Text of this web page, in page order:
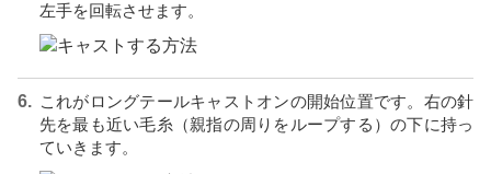
左手を回転させます。
これがロングテールキャストオンの開始位置です。右の針
先を最も近い毛糸（親指の周りをループする）の下に持っ
ていきます。